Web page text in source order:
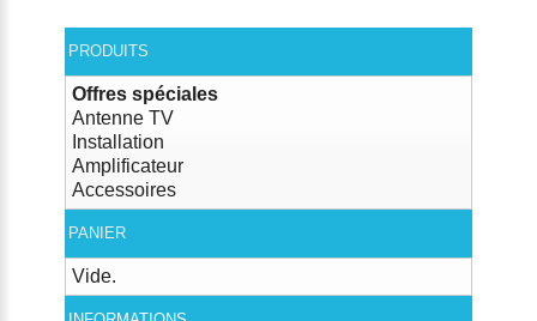
PRODUITS
Offres spéciales
Antenne TV
Installation
Amplificateur
Accessoires
PANIER
Vide.